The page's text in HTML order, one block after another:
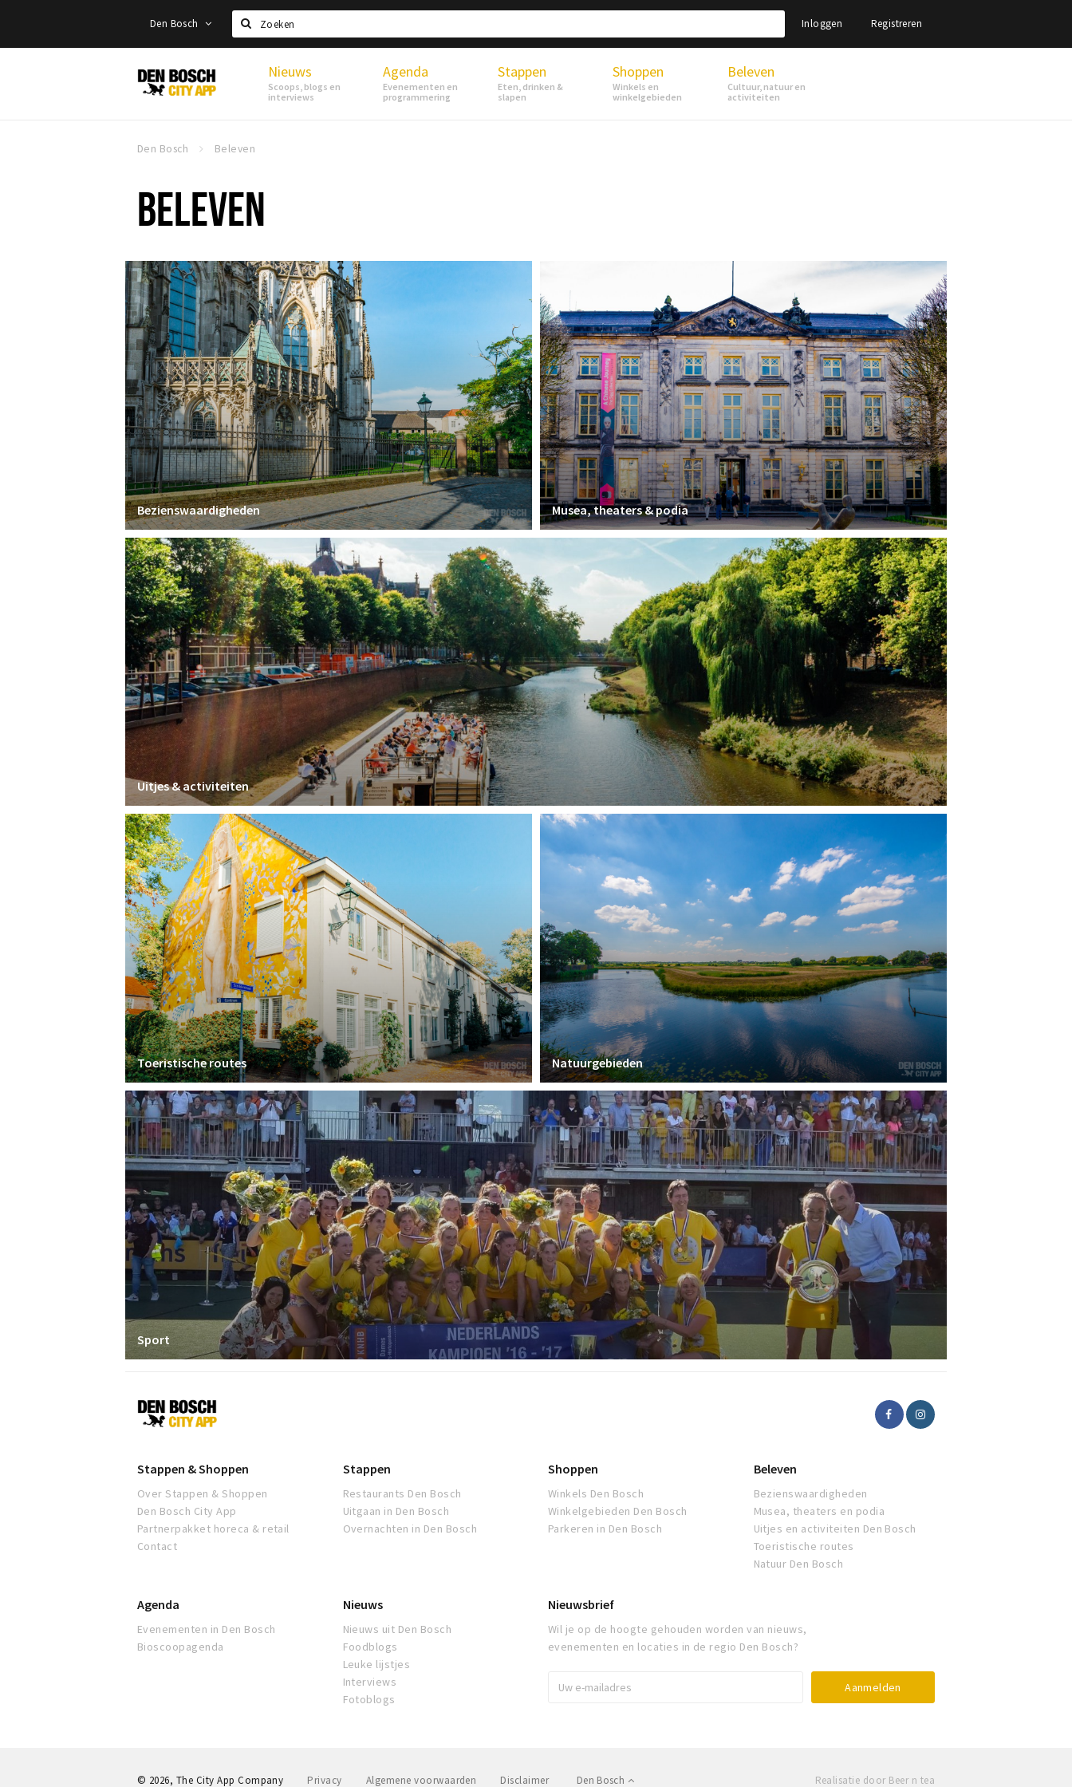
Den Bosch
Zoeken
Inloggen Registreren
Den
Bosch
Nieuws
Scoops, blogs en
interviews
Agenda
Evenementen en
programmering
Stappen
Eten, drinken &
slapen
Shoppen
Winkels en
winkelgebieden
Beleven
Cultuur, natuur en
activiteiten
Den Bosch Beleven
BELEVEN
Bezienswaardigheden Musea, theaters & podia
Uitjes & activiteiten
Toeristische routes Natuurgebieden
Sport
Den
Bosch
Stappen & Shoppen
Over Stappen & Shoppen
Den Bosch City App
Partnerpakket horeca & retail
Contact
Stappen
Restaurants Den Bosch
Uitgaan in Den Bosch
Overnachten in Den Bosch
Shoppen
Winkels Den Bosch
Winkelgebieden Den Bosch
Parkeren in Den Bosch
Beleven
Bezienswaardigheden
Musea, theaters en podia
Uitjes en activiteiten Den Bosch
Toeristische routes
Natuur Den Bosch
Agenda
Evenementen in Den Bosch
Bioscoopagenda
Nieuws
Nieuws uit Den Bosch
Foodblogs
Leuke lijstjes
Interviews
Fotoblogs
Nieuwsbrief
Wil je op de hoogte gehouden worden van nieuws,
evenementen en locaties in de regio Den Bosch?
Privacy Algemene voorwaarden Disclaimer Den Bosch
© 2026, The City App Company Realisatie door Beer n tea